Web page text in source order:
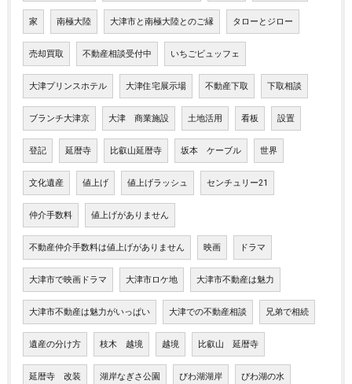
家 南極大陸 大津市と南極大陸とのご縁 タローとジロー
売却買取 不動産相談受付中 いちごビュッフェ
大津プリンスホテル 大津住宅展示場 不動産下取 下取相談
ブランチ大津京 大津 商業施設 土地活用 看板 設置
登記 延暦寺 比叡山延暦寺 坂本 ケーブル 世界
文化遺産 値上げ 値上げラッシュ センチュリー21
仲介手数料 値上げがありません
不動産仲介手数料は値上げがありません 映画 ドラマ
大津市で映画ドラマ 大津市ロケ地 大津市不動産は魅力
大津市不動産は魅力がいっぱい 大津での不動産相談 兄弟で相続
遺産の分け方 枝木 越境 越境 比叡山 延暦寺
延暦寺 改装 湖岸なぎさ公園 びわ湖湖岸 びわ湖の水